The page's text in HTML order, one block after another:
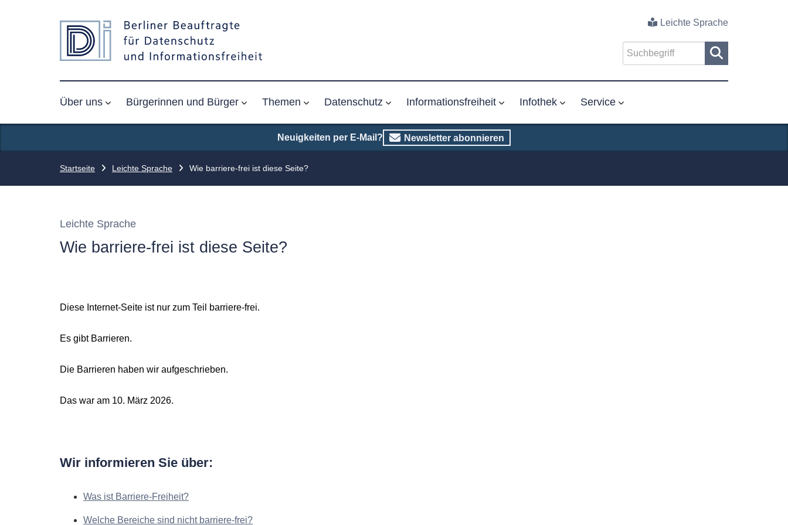
Leichte Sprache
Über uns Bürgerinnen und Bürger Themen Datenschutz Informationsfreiheit Infothek Service
Neuigkeiten per E-Mail? Newsletter abonnieren
Startseite Leichte Sprache Wie barriere-frei ist diese Seite?
Leichte Sprache
Wie barriere-frei ist diese Seite?
Diese Internet-Seite ist nur zum Teil barriere-frei.
Es gibt Barrieren.
Die Barrieren haben wir aufgeschrieben.
Das war am 10. März 2026.
Wir informieren Sie über:
Was ist Barriere-Freiheit?
Welche Bereiche sind nicht barriere-frei?